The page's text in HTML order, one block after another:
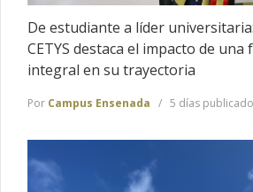
De estudiante a líder
CETYS destaca el impacto de una
integral en su trayectoria
Por Campus Ensenada 5 días publicado